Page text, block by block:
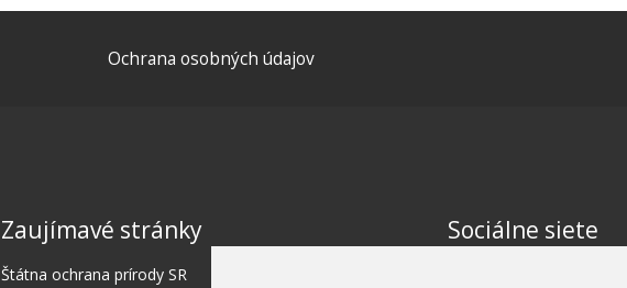
Ochrana osobných údajov
Zaujímavé stránky
Štátna ochrana prírody SR
Sociálne siete